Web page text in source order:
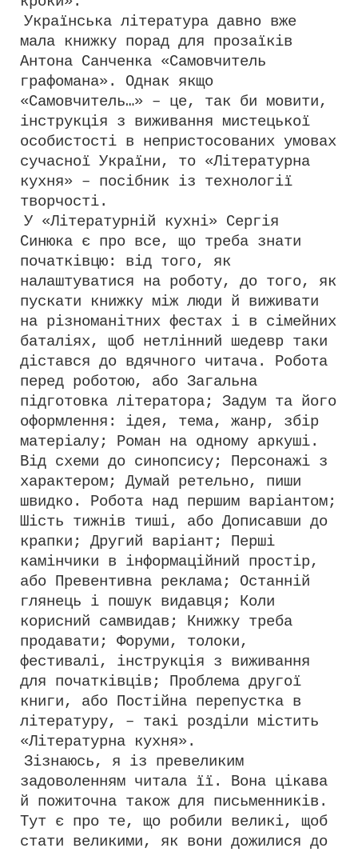
Українська література давно вже
мала книжку порад для прозаїків
Антона Санченка «Самовчитель
графомана». Однак якщо
«Самовчитель…» – це, так би мовити,
інструкція з виживання мистецької
особистості в непристосованих умовах
сучасної України, то «Літературна
кухня» – посібник із технології
творчості.
У «Літературній кухні» Сергія
Синюка є про все, що треба знати
початківцю: від того, як
налаштуватися на роботу, до того, як
пускати книжку між люди й виживати
на різноманітних фестах і в сімейних
баталіях, щоб нетлінний шедевр таки
дістався до вдячного читача. Робота
перед роботою, або Загальна
підготовка літератора; Задум та його
оформлення: ідея, тема, жанр, збір
матеріалу; Роман на одному аркуші.
Від схеми до синопсису; Персонажі з
характером; Думай ретельно, пиши
швидко. Робота над першим варіантом;
Шість тижнів тиші, або Дописавши до
крапки; Другий варіант; Перші
камінчики в інформаційний простір,
або Превентивна реклама; Останній
глянець і пошук видавця; Коли
корисний самвидав; Книжку треба
продавати; Форуми, толоки,
фестивалі, інструкція з виживання
для початківців; Проблема другої
книги, або Постійна перепустка в
літературу, – такі розділи містить
«Літературна кухня».
Зізнаюсь, я із превеликим
задоволенням читала її. Вона цікава
й пожиточна також для письменників.
Тут є про те, що робили великі, щоб
стати великими, як вони дожилися до